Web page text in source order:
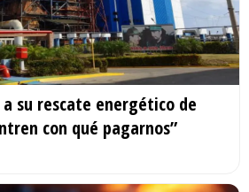
su rescate energético de
con qué pagarnos”